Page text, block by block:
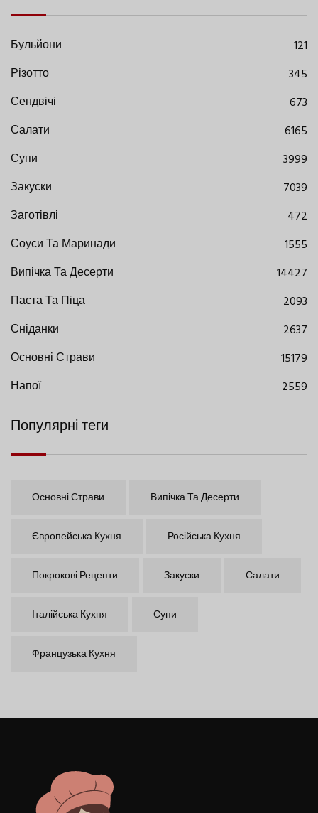
Бульйони
121
Різотто
345
Сендвічі
673
Салати
6165
Супи
3999
Закуски
7039
Заготівлі
472
Соуси Та Маринади
1555
Випічка Та Десерти
14427
Паста Та Піца
2093
Сніданки
2637
Основні Страви
15179
Напої
2559
Популярні теги
Основні Страви Випічка Та Десерти
Європейська Кухня Російська Кухня
Покрокові Рецепти Закуски Салати
Італійська Кухня Супи
Французька Кухня